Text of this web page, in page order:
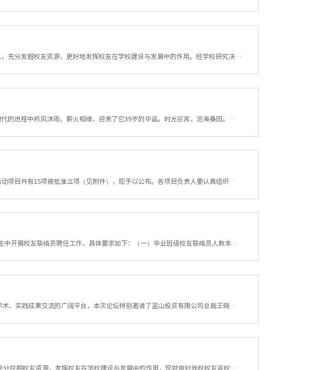
各部门、各单位：为加强学校和校友之间的联系，更多地收集校友信息，充分发掘校友资源，更好地发挥校友在学校建设与发展中的作用。经学校研究决定，定于2013年11月16日举行校友返校活动。欢迎各位值年（毕业“逢十”“逢五”周年）校友返校。校友返校活动是向广大校友集中展示近年来学校发展面貌的一个重要契机，也是校友相互沟通、交流的重要平台，希望相关部门和单位予以高度重视，要精心策划、周密安排，认真组织做好校...
尊敬的校友：您好！秋意正浓，丹桂飘香。您的母校浙江财经大学在时代的进程中栉风沐雨，薪火相继，迎来了它39岁的华诞。时光荏苒，沧海桑田。您的母校在三十多年的发展中茁壮成长，从浙江财政银行学校到浙江财政学校，从浙江财经学院再到浙江财经大学，经过几代浙财人的不懈努力与奋斗，母校已经发展成为一所以经济、管理学科为主体，经、管、文、法、理、工多学科协调发展，办学优势和特色明显，教育竞争力不断增强的高...
各部门、各单位：经自主申报、专家评审，浙江财经大学第二批校友活动项目共有15项被批准立项（见附件），现予以公布。各项目负责人要认真组织落实、精心开展活动；各项目申报部门、单位要加强领导与管理，并提供必要条件，确保按申报计划实施。 项目结题时需提交以下材料：1．提交立项项目的活动总结。内容包括活动时间、地点、参加人员、活动进程、活动效果等；2．提供活动通讯稿一篇；3．提供活动数码照片6-8...
各二级学院： 根据学校校友工作的总体计划，要求在2013届本科毕业生中开展校友联络员聘任工作，具体要求如下：（一）毕业班级校友联络员人数本科毕业班每班1人。（二）聘任条件1．在校学习期间担任过学生干部，具有较强的责任心和组织协调能力，具备较强的奉献精神和服务意识；2．在班级同学中有较强的影响力和号召力，凝聚力较强，能积极组织班级同学开展活动；3．热爱母校，关心母校建设，关注母校发展，热...
11月10日上午，金融学院校友论坛在学术三号报告厅隆重举行。作为学术、实践成果交流的广阔平台，本次论坛特别邀请了蓝山投资有限公司总裁王晓明、浙大正合股权投资管理公司总经理钱哲等10位杰出校友前来与在校师生交流工作经验，分享人生感悟。本次论坛由金融学院副院长夏红芳老师主持。 首先，金融学院党总支书记杨鹰彪教授上台致词，他代表全体师生对各校友的到来表示热烈欢迎，随后向在座师生介绍了学校近期工作的成效...
各部门、各单位： 为了更好地开展校友工作，更多地收集校友信息，充分挖掘校友资源，发挥校友在学校建设与发展中的作用，现就做好我校校友返校联谊接待工作作如下规定：一、接待对象接待对象为浙江财经学院校友。校友包括：（一）在浙江财经学院、浙江财经学院前身及附属单位学习过的毕业生、肄业生、进修生、培训生、夜大生、函授生、自学考试生、外国留学生等；（二）曾在浙江财经学院、浙江财经学院前身及附属单位...